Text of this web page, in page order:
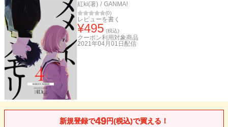
紅ki(著) / GANMA!
(0)
レビューを書く
¥495 (税込)
クーポン利用対象商品
2021年04月01日 配信
新規登録で49円(税込)で買える！